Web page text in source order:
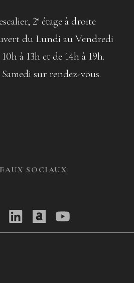
2e étage à droite
du Lundi au Vendredi
à 13h et de 14h à 19h.
sur rendez-vous.
SOCIAUX